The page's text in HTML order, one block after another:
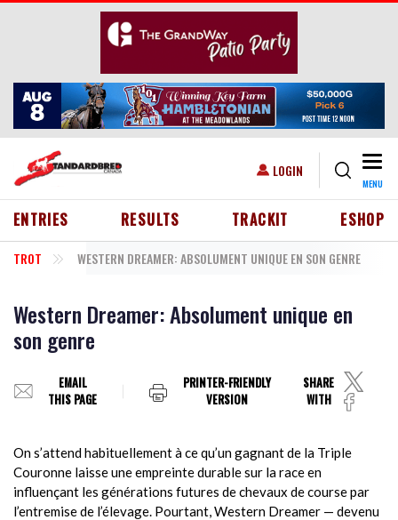
Skip to main content
USER ACCOUNT MENU
LOGIN
MENU
HEADER MENU
ENTRIES RESULTS TRACKIT ESHOP
TROT WESTERN DREAMER: ABSOLUMENT UNIQUE EN SON GENRE
Western Dreamer: Absolument unique en
son genre
EMAIL
THIS PAGE
PRINTER-FRIENDLY
VERSION
SHARE
WITH
On s’attend habituellement à ce qu’un gagnant de la Triple
Couronne laisse une empreinte durable sur la race en
influençant les générations futures de chevaux de course par
l’entremise de l’élevage. Pourtant, Western Dreamer — devenu